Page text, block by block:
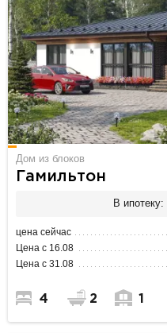
Дом из блоков
Гамильтон
В ипотеку:
цена сейчас
Цена с 16.08
Цена с 31.08
4 2 1